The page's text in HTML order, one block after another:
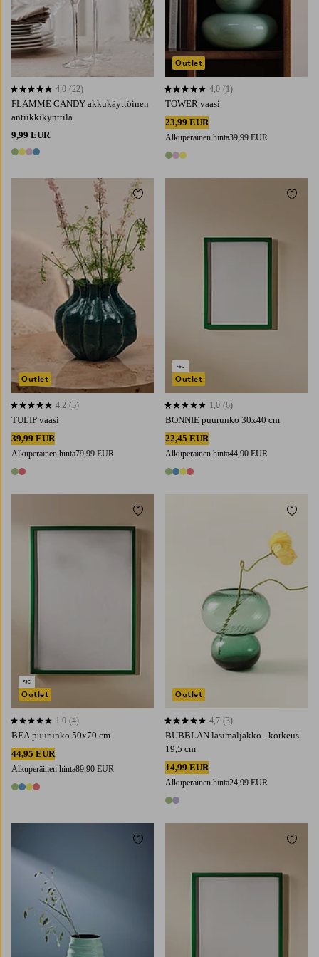
FLAMME CANDY akkukäyttöinen
antiikkikynttilä
9,99 EUR
4 värejä
4,0 perustuen 22 arvosanaan
4,0 (22)
TOWER vaasi
23,99 EUR
Alkuperäinen hinta39,99 EUR
3 värejä
4,0 perustuen 1 arvosanaan
4,0 (1)
Outlet
TULIP vaasi
39,99 EUR
Alkuperäinen hinta79,99 EUR
2 värejä
4,2 perustuen 5 arvosanaan
4,2 (5)
Outlet
Lisää suosikkeihin
BONNIE puurunko 30x40 cm
22,45 EUR
Alkuperäinen hinta44,90 EUR
4 värejä
1,0 perustuen 6 arvosanaan
1,0 (6)
Outlet
Lisää
BEA puurunko 50x70 cm
44,95 EUR
Alkuperäinen hinta89,90 EUR
4 värejä
1,0 perustuen 4 arvosanaan
1,0 (4)
Outlet
Lisää suosikkeihin
BUBBLAN lasimaljakko - korkeus
19,5 cm
14,99 EUR
Alkuperäinen hinta24,99 EUR
2 värejä
4,7 perustuen 3 arvosanaan
4,7 (3)
Outlet
Lisää
Lisää suosikkeihin Lisää